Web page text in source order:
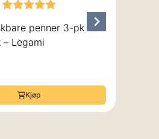
Karakter:
penner 3-pk
– Legami
Kjøp